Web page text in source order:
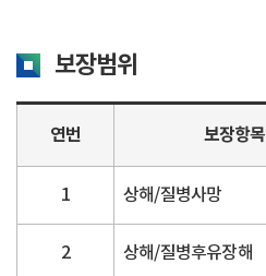
보장범위
연번 보장항목
1 상해/질병사망
2 상해/질병후유장해